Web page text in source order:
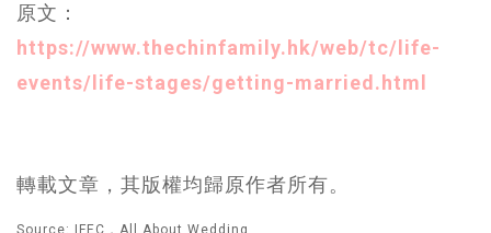
原文：
https://www.thechinfamily.hk/web/tc/life-
events/life-stages/getting-married.html
轉載文章，其版權均歸原作者所有。
Source: IFEC，All About Wedding